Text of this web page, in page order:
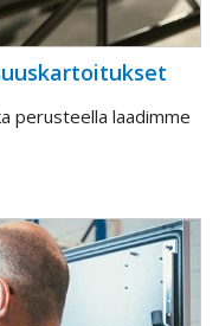
perusteella laadimme